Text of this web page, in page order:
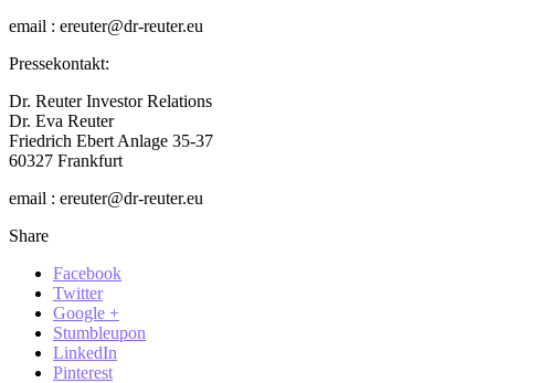
email : ereuter@dr-reuter.eu
Pressekontakt:
Dr. Reuter Investor Relations
Dr. Eva Reuter
Friedrich Ebert Anlage 35-37
60327 Frankfurt
email : ereuter@dr-reuter.eu
Share
Facebook
Twitter
Google +
Stumbleupon
LinkedIn
Pinterest